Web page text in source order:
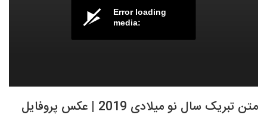
Error loading
media:
متن تبریک سال نو میلادی 2019 | عکس پروفایل